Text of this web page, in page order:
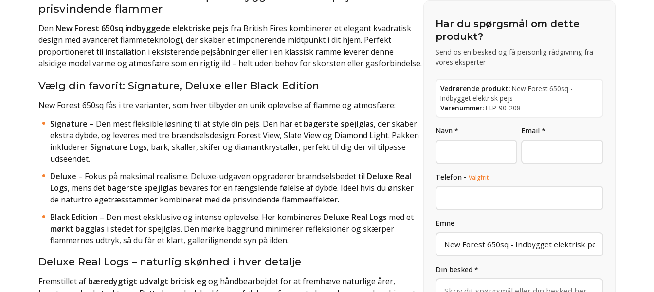
prisvindende flammer
Den New Forest 650sq indbyggede elektriske pejs fra British Fires kombinerer et elegant kvadratisk
design med avanceret flammeteknologi, der skaber et imponerende midtpunkt i dit hjem. Perfekt
proportioneret til installation i eksisterende pejsåbninger eller i en klassisk ramme leverer denne
alsidige model varme og atmosfære som en rigtig ild – helt uden behov for skorsten eller gasforbindelse.
Vælg din favorit: Signature, Deluxe eller Black Edition
New Forest 650sq fås i tre varianter, som hver tilbyder en unik oplevelse af flamme og atmosfære:
Signature – Den mest fleksible løsning til at style din pejs. Den har et bagerste spejlglas, der skaber
ekstra dybde, og leveres med tre brændselsdesign: Forest View, Slate View og Diamond Light. Pakken
inkluderer Signature Logs, bark, skaller, skifer og diamantkrystaller, perfekt til dig der vil tilpasse
udseendet.
Deluxe – Fokus på maksimal realisme. Deluxe-udgaven opgraderer brændselsbedet til Deluxe Real
Logs, mens det bagerste spejlglas bevares for en fængslende følelse af dybde. Ideel hvis du ønsker
de naturtro egetræsstammer kombineret med de prisvindende flammeeffekter.
Black Edition – Den mest eksklusive og intense oplevelse. Her kombineres Deluxe Real Logs med et
mørkt bagglas i stedet for spejlglas. Den mørke baggrund minimerer refleksioner og skærper
flammernes udtryk, så du får et klart, gallerilignende syn på ilden.
Deluxe Real Logs – naturlig skønhed i hver detalje
Fremstillet af bæredygtigt udvalgt britisk egog håndbearbejdet for at fremhæve naturlige årer,
Har du spørgsmål om dette
produkt?
Send os en besked og få personlig rådgivning fra
vores eksperter
Vedrørende produkt: New Forest 650sq -
Indbygget elektrisk pejs
Varenummer: ELP-90-208
Navn * Email *
Telefon - Valgfrit
Emne
Din besked *